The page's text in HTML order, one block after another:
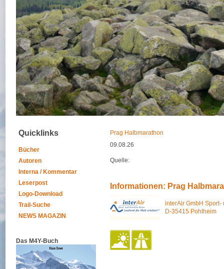
Quicklinks
Bücher
Autoren
Interna / Kommentar
Leserpost
Logo-Download
Trail-Suche
NEWS MAGAZIN
Das M4Y-Buch
Prag Halbmarathon
09.08.26
Quelle:
Informationen: Prag
interAir GmbH
D-35415 Pohlheim